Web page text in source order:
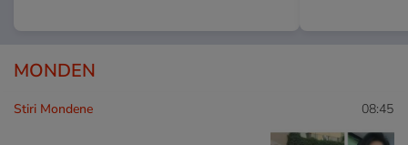
MONDEN
Stiri Mondene 08:45